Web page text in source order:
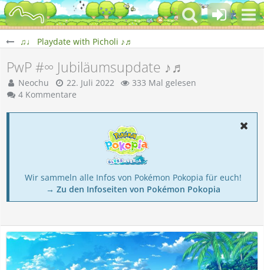
♫♩ Playdate with Picholi ♪♬
PwP #∞ Jubiläumsupdate ♪♬
Neochu 22. Juli 2022
333 Mal gelesen
4 Kommentare
Wir sammeln alle Infos von Pokémon Pokopia für euch!
→ Zu den Infoseiten von Pokémon Pokopia